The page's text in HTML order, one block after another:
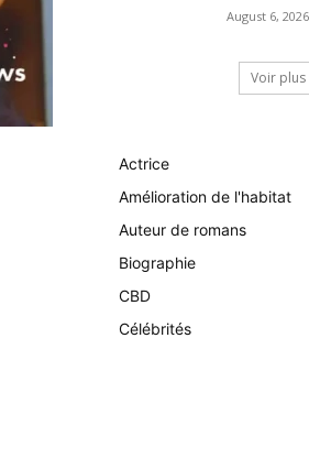
August 6, 2026
Voir plus
Actrice
Amélioration de l'habitat
Auteur de romans
Biographie
CBD
Célébrités